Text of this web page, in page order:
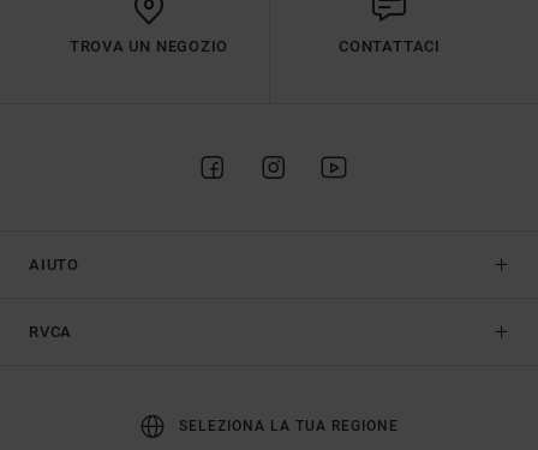
TROVA UN NEGOZIO CONTATTACI
AIUTO
RVCA
SELEZIONA LA TUA REGIONE